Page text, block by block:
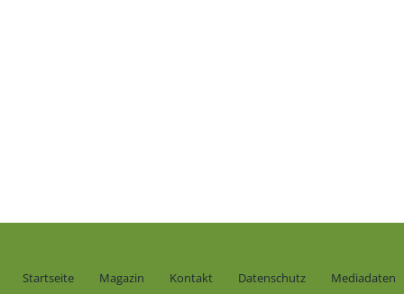
Startseite Magazin Kontakt Datenschutz Mediadaten